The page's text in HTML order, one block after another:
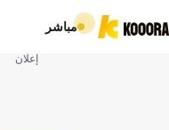
مباشر
إعلان